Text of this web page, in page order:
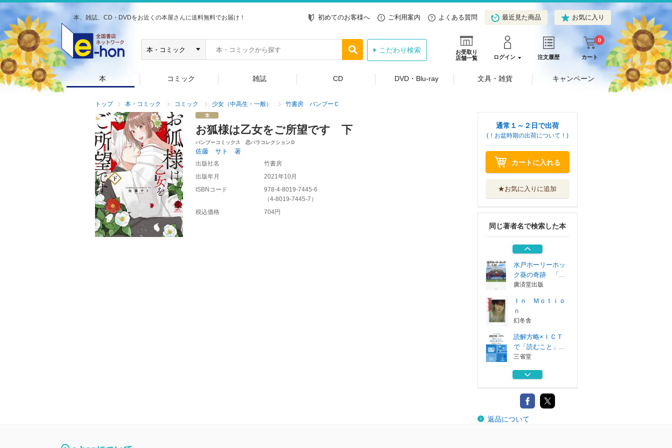
本、雑誌、CD・DVDをお近くの本屋さんに送料無料でお届け！ 初めてのお客様へ ご利用案内 よくある質問 最近見た商品 お気に入り
お受取り
店舗一覧
ログイン 注文履歴 カート
0
こだわり検索
本 コミック 雑誌 CD DVD・Blu-ray 文具・雑貨 キャンペーン
トップ 本・コミック コミック 少女（中高生・一般） 竹書房 バンブーＣ
お狐様は乙女をご所望です 下
バンブーコミックス 恋パラコレクションＤ
佐藤 サト 著
出版社名
竹書房
出版年月
2021年10月
ISBNコード
978-4-8019-7445-6
（4-8019-7445-7 ）
税込価格
704円
通常１～２日で出荷
(！お盆時期の出荷について！)
カートに入れる
★お気に入りに追加
同じ著者名で検索した本
読解方略×ＩＣＴ
で「読むこと」...
世界のヌードル図
誠文堂新光社
働き方の科学 エ
ビデンスが明か...
ダイヤモンド社
水戸ホーリーホッ
ク葵の奇跡 「...
廣済堂出版
Ｉｎ Ｍｏｔｉｏ
ｎ
幻冬舎
読解方略×ＩＣＴ
で「読むこと」...
三省堂
世界のヌードル図
誠文堂新光社
働き方の科学 エ
ビデンスが明か...
返品について